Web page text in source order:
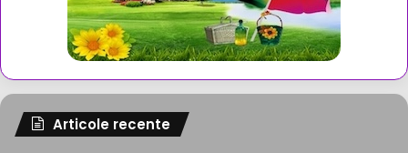
Articole recente